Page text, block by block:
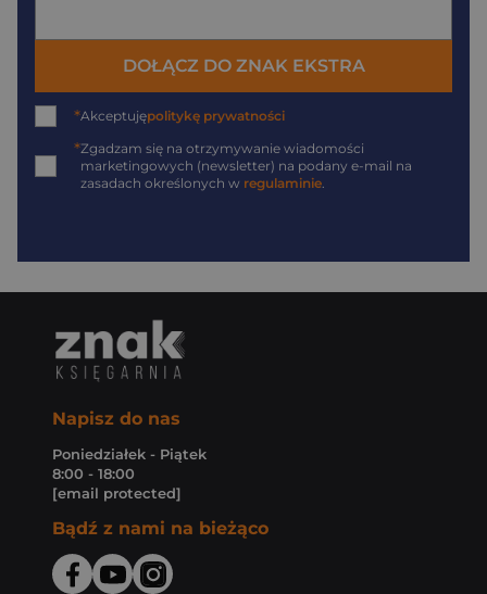
DOŁĄCZ DO ZNAK EKSTRA
*Akceptujępolitykę prywatności
*Zgadzam się na otrzymywanie wiadomości
marketingowych (newsletter) na podany e-mail na
zasadach określonych w regulaminie
Napisz do nas
Poniedziałek - Piątek
8:00 - 18:00
[email protected]
Bądź z nami na bieżąco